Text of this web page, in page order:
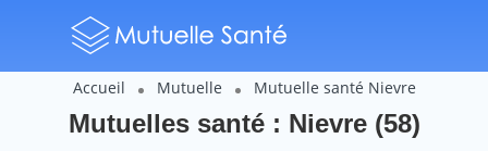
Accueil Mutuelle Mutuelle santé Nievre
Mutuelles santé : Nievre (58)